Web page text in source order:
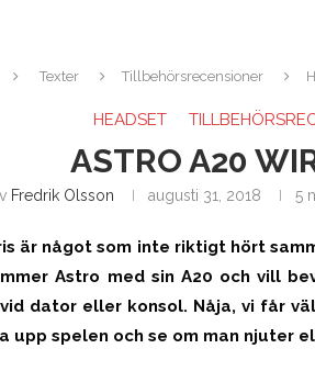
Texter Tillbehörsrecensioner
HEADSET
ASTRO A20
Fredrik Olsson augusti 31, 2018 5
är något som inte riktigt hört
Astro med sin A20 och vill
dator eller konsol. Nåja, vi får
upp spelen och se om man njuter